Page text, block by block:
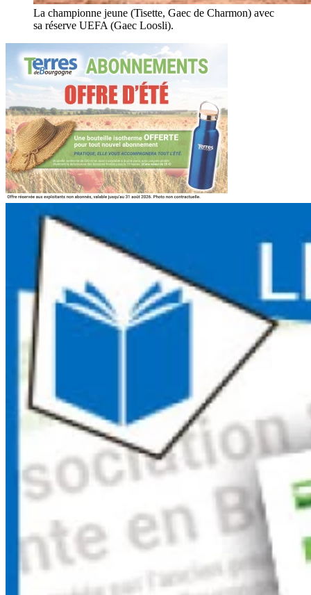
La championne jeune (Tisette, Gaec de Charmon) avec
sa réserve UEFA (Gaec Loosli).